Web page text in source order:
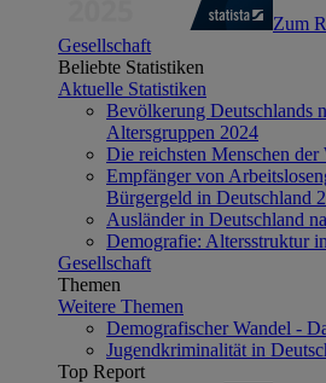
Zum
Gesellschaft
Beliebte Statistiken
Aktuelle Statistiken
Bevölkerung Deutschlands
Altersgruppen 2024
Die reichsten Menschen der
Empfänger von
Bürgergeld in Deutschland
Ausländer in Deutschland
Demografie: Altersstruktur
Gesellschaft
Themen
Weitere Themen
Demografischer Wandel -
Jugendkriminalität in
Top Report